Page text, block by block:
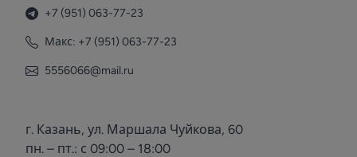
+7 (951) 063-77-23
Макс: +7 (951) 063-77-23
5556066@mail.ru
г. Казань, ул. Маршала Чуйкова, 60
пн. – пт.: с 09:00 – 18:00